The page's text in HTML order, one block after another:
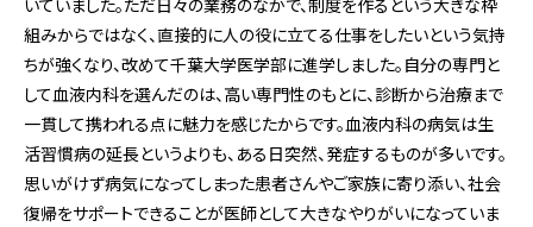
いていました。ただ日々の業務のなかで、制度を作るという大きな枠
組みからではなく、直接的に人の役に立てる仕事をしたいという気持
ちが強くなり、改めて千葉大学医学部に進学しました。自分の専門と
して血液内科を選んだのは、高い専門性のもとに、診断から治療まで
一貫して携われる点に魅力を感じたからです。血液内科の病気は生
活習慣病の延長というよりも、ある日突然、発症するものが多いです。
思いがけず病気になってしまった患者さんやご家族に寄り添い、社会
復帰をサポートできることが医師として大きなやりがいになっていま